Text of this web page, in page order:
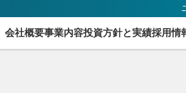
会社概要事業内容投資方針と実績採用情